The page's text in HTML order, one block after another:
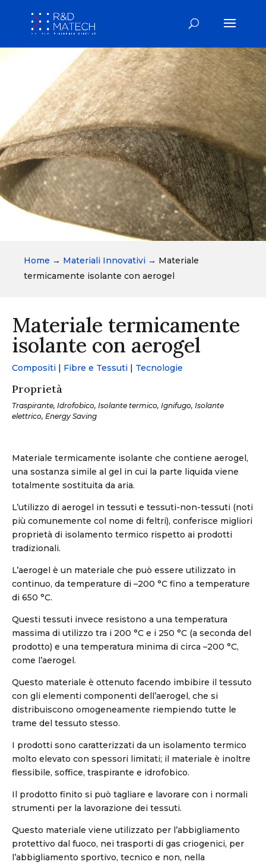
Home → Materiali Innovativi → Materiale
termicamente isolante con aerogel
Materiale termicamente
isolante con aerogel
Compositi | Fibre e Tessuti | Tecnologie
Proprietà
Traspirante, Idrofobico, Isolante termico, Ignifugo, Isolante
elettrico, Energy Saving
Materiale termicamente isolante che contiene aerogel,
una sostanza simile al gel in cui la parte liquida viene
totalmente sostituita da aria.
L’utilizzo di aerogel in tessuti e tessuti-non-tessuti (noti
più comunemente col nome di feltri), conferisce migliori
proprietà di isolamento termico rispetto ai prodotti
tradizionali.
L’aerogel è un materiale che può essere utilizzato in
continuo, da temperature di –200 °C fino a temperature
di 650 °C.
Questi tessuti invece resistono a una temperatura
massima di utilizzo tra i 200 °C e i 250 °C (a seconda del
prodotto) e una temperatura minima di circa –200 °C,
come l’aerogel.
Questo materiale è ottenuto facendo imbibire il tessuto
con gli elementi componenti dell’aerogel, che si
distribuiscono omogeneamente riempiendo tutte le
trame del tessuto stesso.
I prodotti sono caratterizzati da un isolamento termico
molto elevato con spessori limitati; il materiale è inoltre
flessibile, soffice, traspirante e idrofobico.
Il prodotto finito si può tagliare e lavorare con i normali
strumenti per la lavorazione dei tessuti.
Questo materiale viene utilizzato per l’abbigliamento
protettivo dal fuoco, nei trasporti di gas criogenici, per
l’abbigliamento sportivo, tecnico e non, nella